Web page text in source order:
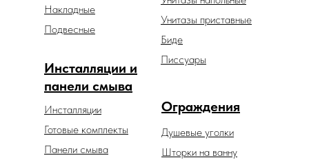
Унитазы приставные
Накладные
Подвесные
Ограждения
Душевые уголки
Шторки на ванну
Биде
Инсталляции и
панели смыва
Инсталляции
Готовые комплекты
Панели смыва
Писсуары